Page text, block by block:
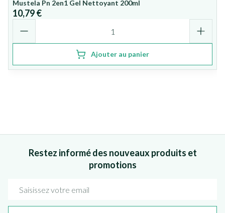
Mustela Pn 2en1 Gel Nettoyant 200ml
10,79 €
Ajouter au panier
Restez informé des nouveaux produits et
promotions